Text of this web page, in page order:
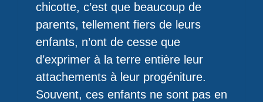
chicotte, c’est que beaucoup de
parents, tellement fiers de leurs
enfants, n’ont de cesse que
d’exprimer à la terre entière leur
attachements à leur progéniture.
Souvent, ces enfants ne sont pas en